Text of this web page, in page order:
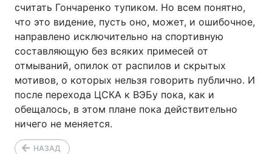
считать Гончаренко тупиком. Но всем понятно,
что это видение, пусть оно, может, и ошибочное,
направлено исключительно на спортивную
составляющую без всяких примесей от
отмываний, опилок от распилов и скрытых
мотивов, о которых нельзя говорить публично. И
после перехода ЦСКА к ВЭБу пока, как и
обещалось, в этом плане пока действительно
ничего не меняется.
НАЗАД